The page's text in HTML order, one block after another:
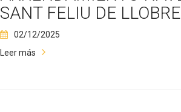
SANT FELIU DE
02/12/2025
Leer más